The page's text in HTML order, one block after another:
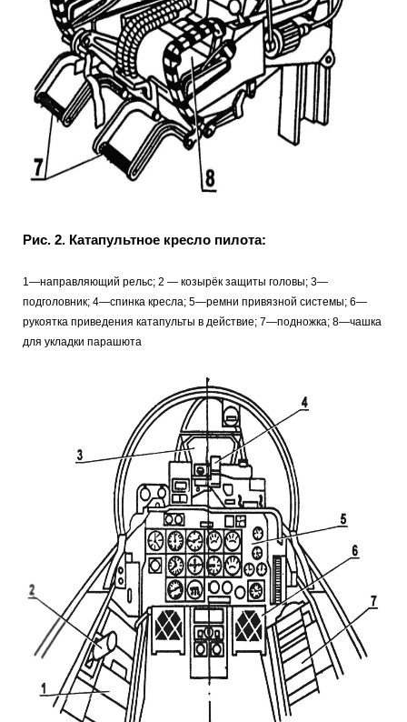
Рис. 2. Катапультное кресло пилота:
1—направляющий рельс; 2 — козырёк защиты головы; 3—
подголовник; 4—спинка кресла; 5—ремни привязной системы; 6—
рукоятка приведения катапульты в действие; 7—подножка; 8—чашка
для укладки парашюта